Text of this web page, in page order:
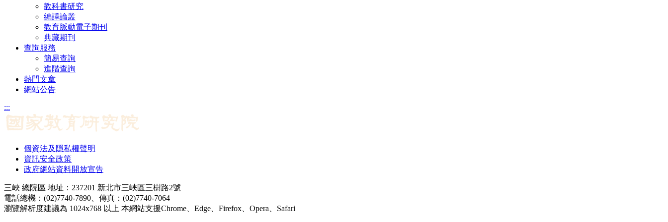
教科書研究
編譯論叢
教育脈動電子期刊
典藏期刊
查詢服務
簡易查詢
進階查詢
熱門文章
網站公告
:::
個資法及隱私權聲明
資訊安全政策
政府網站資料開放宣告
三峽 總院區 地址：237201 新北市三峽區三樹路2號
電話總機：(02)7740-7890、傳真：(02)7740-7064
瀏覽解析度建議為 1024x768 以上 本網站支援Chrome、Edge、Firefox、Opera、Safari